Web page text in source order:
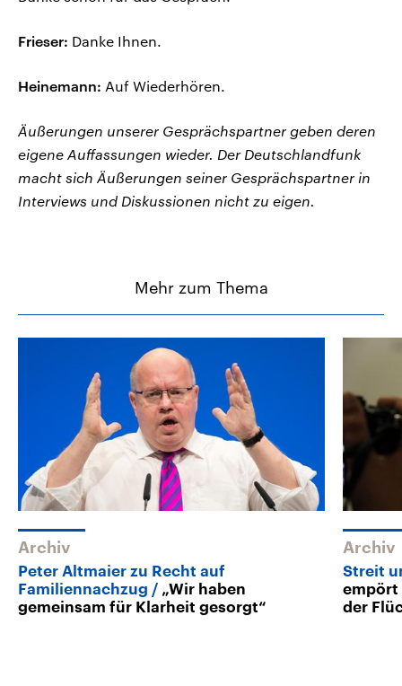
Frieser: Danke Ihnen.
Heinemann: Auf Wiederhören.
Äußerungen unserer Gesprächspartner geben deren
eigene Auffassungen wieder. Der Deutschlandfunk
macht sich Äußerungen seiner Gesprächspartner in
Interviews und Diskussionen nicht zu eigen.
Mehr zum Thema
Archiv
Peter Altmaier zu Recht auf
Familiennachzug
„Wir haben
gemeinsam für Klarheit gesorgt“
Archiv
Streit
empört
der